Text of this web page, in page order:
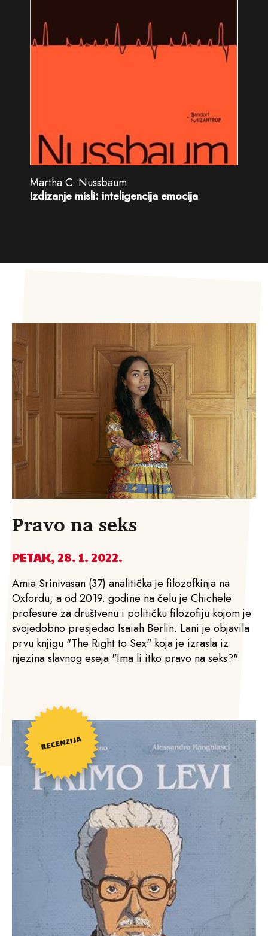
Martha C. Nussbaum
Izdizanje misli: inteligencija emocija
Pravo na seks
PETAK, 28. 1. 2022.
Amia Srinivasan (37) analitička je filozofkinja na
Oxfordu, a od 2019. godine na čelu je Chichele
profesure za društvenu i političku filozofiju kojom je
svojedobno presjedao Isaiah Berlin. Lani je objavila
prvu knjigu "The Right to Sex" koja je izrasla iz
njezina slavnog eseja "Ima li itko pravo na seks?"